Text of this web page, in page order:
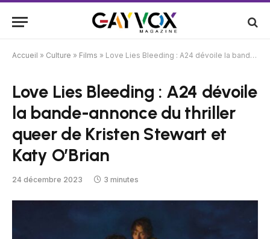
Accueil » Culture » Films » Love Lies Bleeding : A24 dévoile la bande-annonce du thriller queer de Kristen Stewart et Katy O’Brian
Love Lies Bleeding : A24 dévoile
la bande-annonce du thriller
queer de Kristen Stewart et
Katy O’Brian
24 décembre 2023 3 minutes